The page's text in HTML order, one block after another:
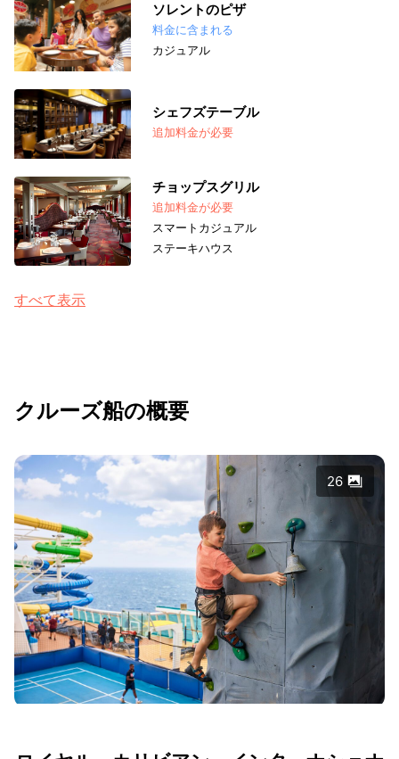
ソレントのピザ
料金に含まれる
カジュアル
シェフズテーブル
追加料金が必要
チョップスグリル
追加料金が必要
スマートカジュアル
ステーキハウス
すべて表示
クルーズ船の概要
26